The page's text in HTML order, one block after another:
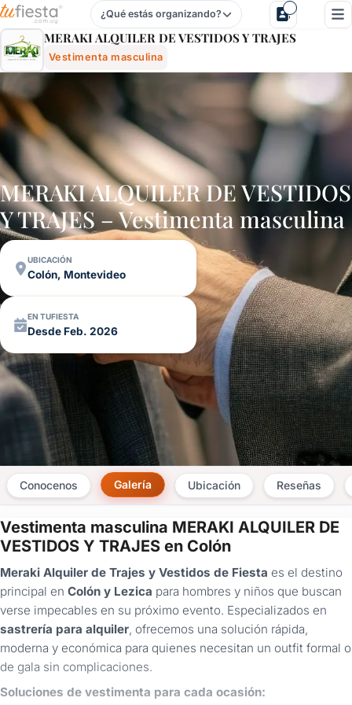
Meraki Alquiler De Vestidos Y Trajes - Vestimenta
¿Qué estás organizando?
MERAKI ALQUILER DE VESTIDOS Y TRAJES
Vestimenta masculina
MERAKI ALQUILER DE VESTIDOS
Y TRAJES – Vestimenta masculina
UBICACIÓN
Colón, Montevideo
EN TUFIESTA
Desde Feb. 2026
Conocenos Galería Ubicación Reseñas
Vestimenta masculina MERAKI ALQUILER DE
VESTIDOS Y TRAJES en Colón
Meraki Alquiler de Trajes y Vestidos de Fiesta es el destino
principal en Colón y Lezica para hombres y niños que buscan
verse impecables en su próximo evento. Especializados en
sastrería para alquiler , ofrecemos una solución rápida,
moderna y económica para quienes necesitan un outfit formal o
de gala sin complicaciones.
Soluciones de vestimenta para cada ocasión:
×
Consultar
¿Ya
tenés
cuenta?
Iniciá
sesión
aquí
para